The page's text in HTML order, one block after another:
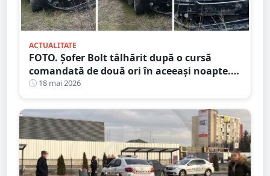
ACTUALITATE
FOTO. Șofer Bolt tâlhărit după o cursă
comandată de două ori în aceeași noapte.
Unul dintre suspecți este minor
18 mai 2026